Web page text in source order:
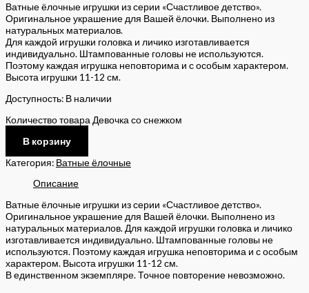
Ватные ёлочные игрушки из серии «Счастливое детство».
Оригинальное украшение для Вашей ёлочки. Выполнено из
натуральных материалов.
Для каждой игрушки головка и личико изготавливается
индивидуально. Штампованные головы не используются.
Поэтому каждая игрушка неповторима и с особым характером.
Высота игрушки 11-12 см.
Доступность: В наличии
Количество товара Девочка со снежком
В корзину
Категория: Ватные ёлочные
Описание
Ватные ёлочные игрушки из серии «Счастливое детство».
Оригинальное украшение для Вашей ёлочки. Выполнено из
натуральных материалов. Для каждой игрушки головка и личико
изготавливается индивидуально. Штампованные головы не
используются. Поэтому каждая игрушка неповторима и с особым
характером. Высота игрушки 11-12 см.
В единственном экземпляре. Точное повторение невозможно.